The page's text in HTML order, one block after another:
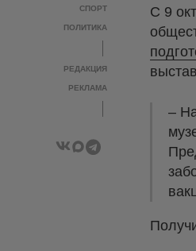
СПОРТ
ПОЛИТИКА
РЕДАКЦИЯ
РЕКЛАМА
С 9
–